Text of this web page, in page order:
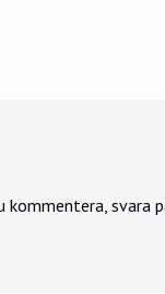
kommentera, svara